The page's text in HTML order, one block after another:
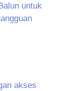
untuk
akses